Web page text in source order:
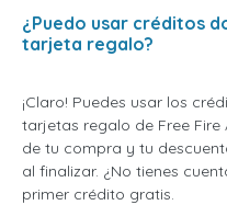
¿Puedo usar créditos
tarjeta regalo?
¡Claro! Puedes usar los
tarjetas regalo de Free Fire
de tu compra y tu
al finalizar. ¿No tienes
primer crédito gratis.